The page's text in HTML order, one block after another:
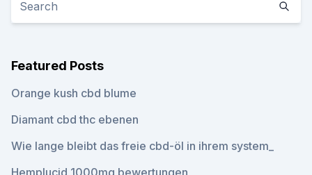
Featured Posts
Orange kush cbd blume
Diamant cbd thc ebenen
Wie lange bleibt das freie cbd-öl in ihrem system_
Hemplucid 1000mg bewertungen